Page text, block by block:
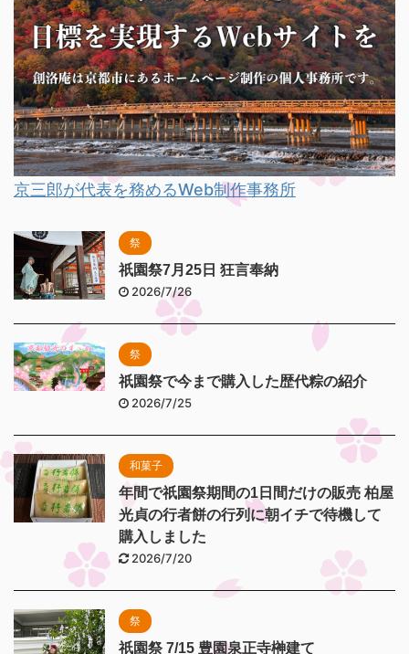
京三郎が代表を務めるWeb制作事務所
祭
祇園祭7月25日 狂言奉納
2026/7/26
祭
祇園祭で今まで購入した歴代粽の紹介
2026/7/25
和菓子
年間で祇園祭期間の1日間だけの販売 柏屋
光貞の行者餅の行列に朝イチで待機して
購入しました
2026/7/20
祭
祇園祭 7/15 豊園泉正寺榊建て